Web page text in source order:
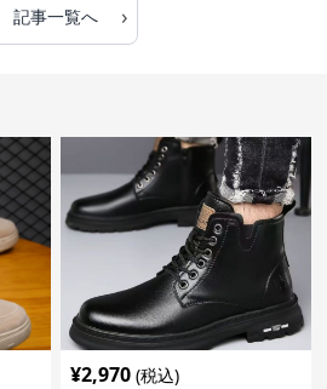
記事一覧へ ›
¥2,970 (税込)